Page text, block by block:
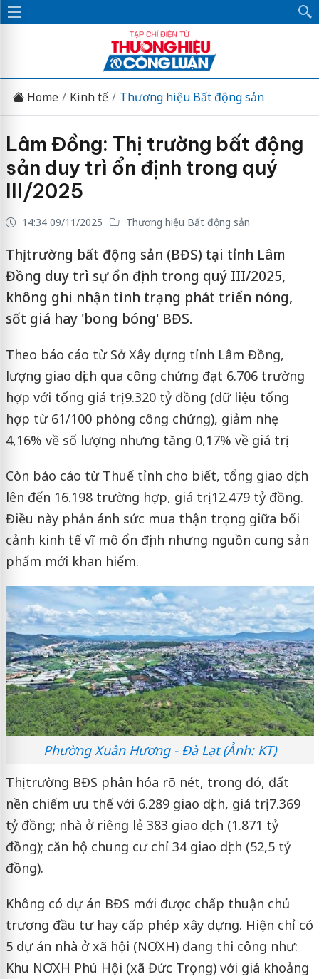
Home Kinh tế Thương hiệu Bất động sản
Lâm Đồng: Thị trường bất động
sản duy trì ổn định trong quý
III/2025
14:34 09/11/2025 Thương hiệu Bất động sản
Thị trường bất động sản (BĐS) tại tỉnh Lâm
Đồng duy trì sự ổn định trong quý III/2025,
không ghi nhận tình trạng phát triển nóng,
sốt giá hay 'bong bóng' BĐS.
Theo báo cáo từ Sở Xây dựng tỉnh Lâm Đồng,
lượng giao dịch qua công chứng đạt 6.706 trường
hợp với tổng giá trị 9.320 tỷ đồng (dữ liệu tổng
hợp từ 61/100 phòng công chứng), giảm nhẹ
4,16% về số lượng nhưng tăng 0,17% về giá trị.
Còn báo cáo từ Thuế tỉnh cho biết, tổng giao dịch
lên đến 16.198 trường hợp, giá trị 12.479 tỷ đồng.
Điều này phản ánh sức mua thận trọng giữa bối
cảnh kinh tế vĩ mô ổn định nhưng nguồn cung sản
phẩm mới khan hiếm.
Phường Xuân Hương - Đà Lạt (Ảnh: KT)
Thị trường BĐS phân hóa rõ nét, trong đó, đất
nền chiếm ưu thế với 6.289 giao dịch, giá trị 7.369
tỷ đồng; nhà ở riêng lẻ 383 giao dịch (1.871 tỷ
đồng); căn hộ chung cư chỉ 34 giao dịch (52,5 tỷ
đồng).
Không có dự án BĐS mới được chấp thuận chủ
trương đầu tư hay cấp phép xây dựng. Hiện chỉ có
5 dự án nhà ở xã hội (NƠXH) đang thi công như:
Khu NƠXH Phú Hội (xã Đức Trọng) với giá khoảng